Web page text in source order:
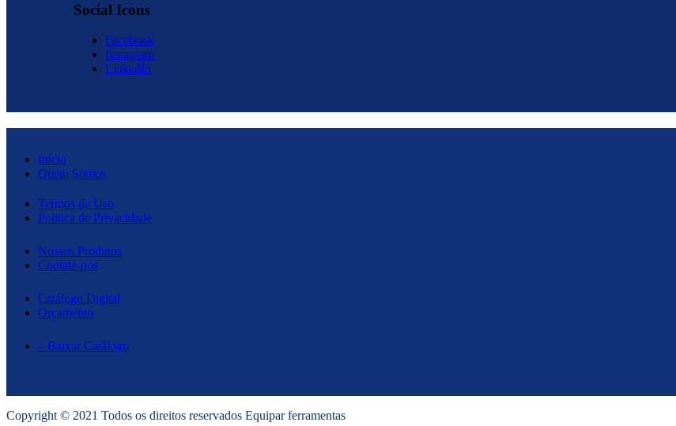
Social Icons
Facebook
Instagram
LinkedIn
Início
Quem Somos
Termos de Uso
Politica de Privacidade
Nossos Produtos
Contate-nos
Catálogo Digital
Orçamento
– Baixar Catálogo
Copyright © 2021 Todos os direitos reservados Equipar ferramentas